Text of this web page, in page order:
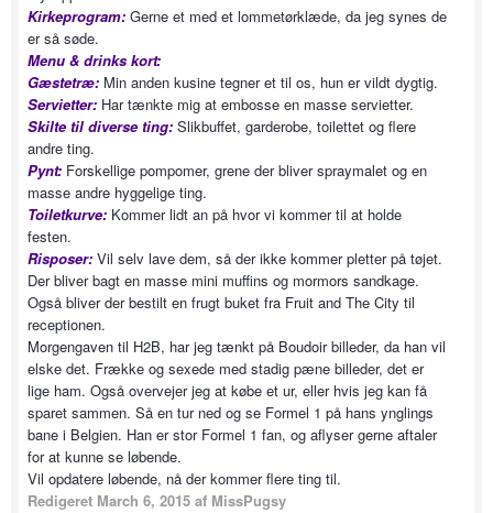
Kirkeprogram: Gerne et med et lommetørklæde, da jeg synes de
er så søde.
Menu & drinks kort:
Gæstetræ: Min anden kusine tegner et til os, hun er vildt dygtig.
Servietter: Har tænkte mig at embosse en masse servietter.
Skilte til diverse ting: Slikbuffet, garderobe, toilettet og flere
andre ting.
Pynt: Forskellige pompomer, grene der bliver spraymalet og en
masse andre hyggelige ting.
Toiletkurve: Kommer lidt an på hvor vi kommer til at holde
festen.
Risposer: Vil selv lave dem, så der ikke kommer pletter på tøjet.
Der bliver bagt en masse mini muffins og mormors sandkage.
Også bliver der bestilt en frugt buket fra Fruit and The City til
receptionen.
Morgengaven til H2B, har jeg tænkt på Boudoir billeder, da han vil
elske det. Frække og sexede med stadig pæne billeder, det er
lige ham. Også overvejer jeg at købe et ur, eller hvis jeg kan få
sparet sammen. Så en tur ned og se Formel 1 på hans ynglings
bane i Belgien. Han er stor Formel 1 fan, og aflyser gerne aftaler
for at kunne se løbende.
Vil opdatere løbende, nå der kommer flere ting til.
Redigeret March 6, 2015 af MissPugsy